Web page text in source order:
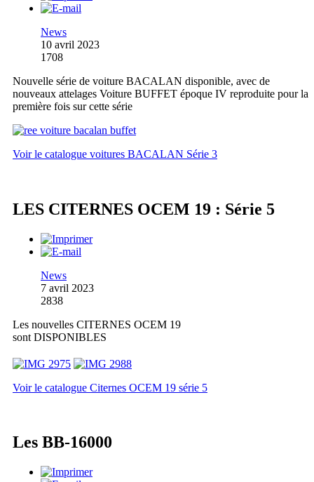
News
10 avril 2023
1708
Nouvelle série de voiture BACALAN disponible, avec de
nouveaux attelages Voiture BUFFET époque IV reproduite pour la
première fois sur cette série
Voir le catalogue voitures BACALAN Série 3
LES CITERNES OCEM 19 : Série 5
News
7 avril 2023
2838
Les nouvelles CITERNES OCEM 19
sont DISPONIBLES
Voir le catalogue Citernes OCEM 19 série 5
Les BB-16000